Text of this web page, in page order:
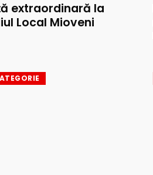
extraordinară la
Local Mioveni